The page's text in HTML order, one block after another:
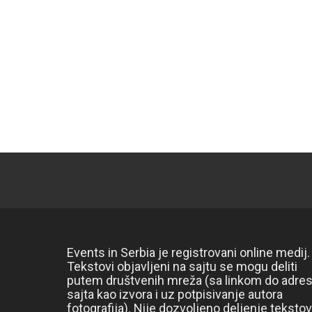
Events in Serbia je registrovani online medij.
Tekstovi objavljeni na sajtu se mogu deliti
putem društvenih mreža (sa linkom do
sajta kao izvora i uz potpisivanje autora
fotografija). Nije dozvoljeno deljenje